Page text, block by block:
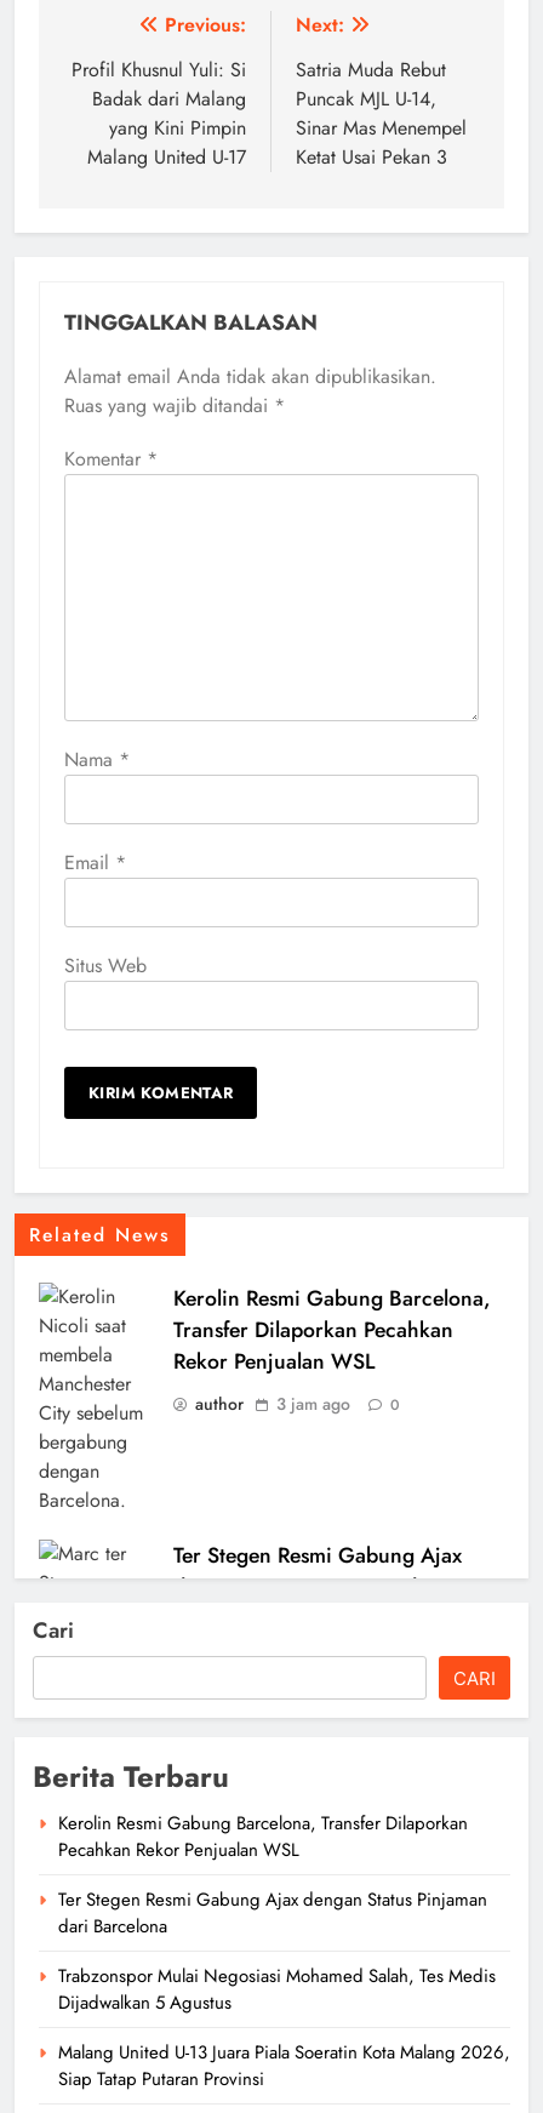
Navigasi
pos
Previous:
Profil Khusnul Yuli: Si
Badak dari Malang
yang Kini Pimpin
Malang United U-17
Next:
Satria Muda Rebut
Puncak MJL U-14,
Sinar Mas Menempel
Ketat Usai Pekan 3
TINGGALKAN BALASAN
Alamat email Anda tidak akan dipublikasikan.
Ruas yang wajib ditandai *
Komentar *
Nama *
Email *
Situs Web
Related News
Kerolin Resmi Gabung Barcelona,
Transfer Dilaporkan Pecahkan
Rekor Penjualan WSL
author 3 jam ago 0
Ter Stegen Resmi Gabung Ajax
dengan Status Pinjaman dari
author 5 jam ago 0
Trabzonspor Mulai Negosiasi
Dijadwalkan 5 Agustus
Cari
CARI
Berita Terbaru
Kerolin Resmi Gabung Barcelona, Transfer Dilaporkan
Pecahkan Rekor Penjualan WSL
Ter Stegen Resmi Gabung Ajax dengan Status Pinjaman
dari Barcelona
Trabzonspor Mulai Negosiasi Mohamed Salah, Tes Medis
Dijadwalkan 5 Agustus
Malang United U-13 Juara Piala Soeratin Kota Malang 2026,
Siap Tatap Putaran Provinsi